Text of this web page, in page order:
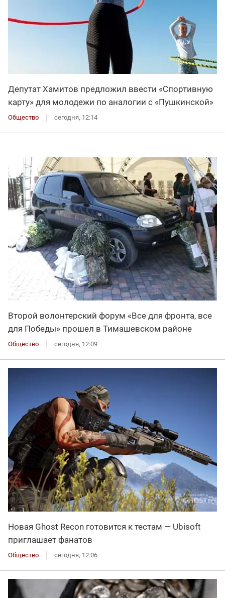
Депутат Хамитов предложил ввести «Спортивную
карту» для молодежи по аналогии с «Пушкинской»
Общество сегодня, 12:14
Второй волонтерский форум «Все для фронта, все
для Победы» прошел в Тимашевском районе
Общество сегодня, 12:09
Новая Ghost Recon готовится к тестам — Ubisoft
приглашает фанатов
Общество сегодня, 12:06